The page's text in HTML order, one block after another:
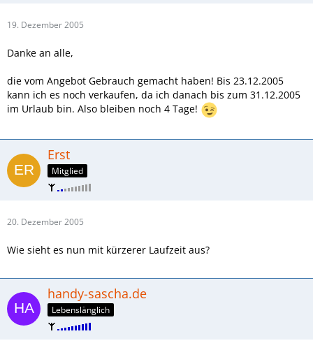
19. Dezember 2005
Danke an alle,
die vom Angebot Gebrauch gemacht haben! Bis 23.12.2005
kann ich es noch verkaufen, da ich danach bis zum 31.12.2005
im Urlaub bin. Also bleiben noch 4 Tage!
Erst
Mitglied
20. Dezember 2005
Wie sieht es nun mit kürzerer Laufzeit aus?
handy-sascha.de
Lebenslänglich